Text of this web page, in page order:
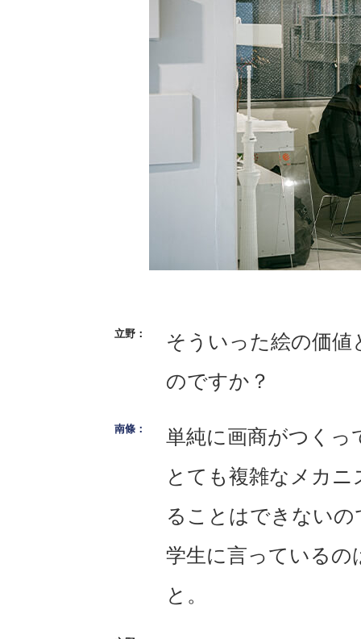
そういった絵の価
のですか？
単純に画商がつく
とても複雑なメカ
ることはできない
学生に言っているの
と。